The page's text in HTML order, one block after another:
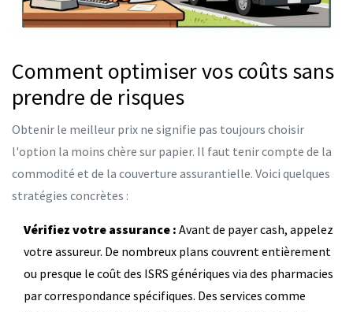
Comment optimiser vos coûts sans
prendre de risques
Obtenir le meilleur prix ne signifie pas toujours choisir
l'option la moins chère sur papier. Il faut tenir compte de la
commodité et de la couverture assurantielle. Voici quelques
stratégies concrètes :
Vérifiez votre assurance : Avant de payer cash, appelez
votre assureur. De nombreux plans couvrent entièrement
ou presque le coût des ISRS génériques via des pharmacies
par correspondance spécifiques. Des services comme